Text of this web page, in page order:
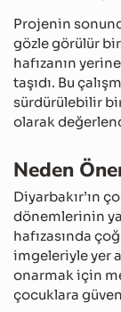
Projenin
gözle görülür
hafızanın
taşıdı. Bu
sürdürülebilir
olarak
Neden
Diyarbakır’ın
dönemlerinin
hafızasında
imgeleriyle yer
onarmak için
çocuklara